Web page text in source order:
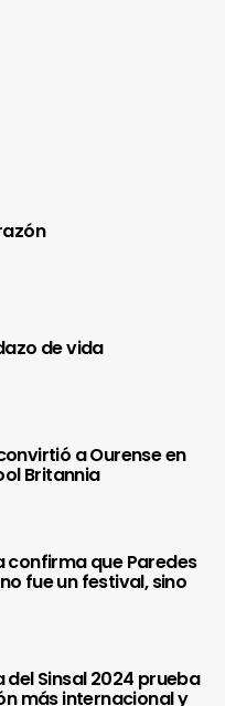
de vida
a Ourense en
Britannia
confirma que Paredes
fue un festival, sino
Sinsal 2024 prueba
más internacional y